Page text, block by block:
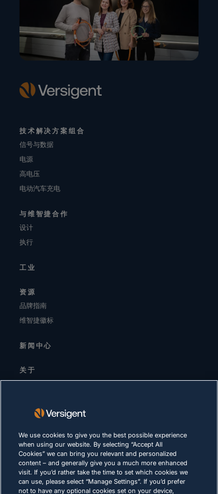
技术解决方案组合
信号与数据
电源
高电压
电动汽车充电
与维智捷合作
设计
执行
工业
资源
品牌指南
维智捷徽标
新闻中心
关于
高层领导
供应商
职业生涯
隐私声明
使用条款
We use cookies to give you the best possible experience
when using our website. By selecting “Accept All
Cookies” we can bring you relevant and personalized
content – and generally give you a much more enhanced
visit. If you’d rather take the time to set which cookies we
can use, please select “Manage Settings”. If you’d prefer
not to have any optional cookies set on your device,